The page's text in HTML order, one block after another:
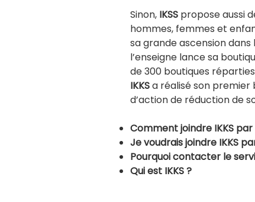
Sinon, IKSS propose aussi
hommes, femmes et
sa grande ascension dans
l’enseigne lance sa
de 300 boutiques
IKKSa réalisé son
d’action de réduction de
Comment joindre IKKS
Je voudrais joindre IKKS
Pourquoi contacter le
Qui est IKKS ?